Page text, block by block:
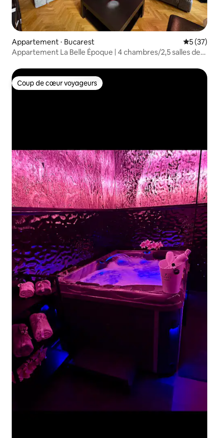
Appartement ⋅ Bucarest
5 (37)
Appartement La Belle Époque | 4 chambres/2,5 salles de
Coup de cœur voyageurs
Coup de cœur voyageurs